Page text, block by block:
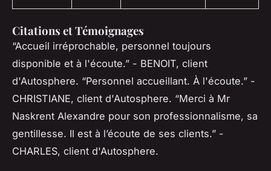
Citations et Témoignages
“Accueil irréprochable, personnel toujours
disponible et à l'écoute.” - BENOIT, client
d'Autosphere. “Personnel accueillant. À l'écoute.” -
CHRISTIANE, client d'Autosphere. “Merci à Mr
Naskrent Alexandre pour son professionnalisme, sa
gentillesse. Il est à l’écoute de ses clients.” -
CHARLES, client d'Autosphere.